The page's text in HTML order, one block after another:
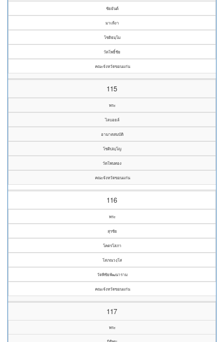
ชัยยันต์
มาเห้งา
โชติธมฺโม
วัดโพธิ์ชัย
คณะจังหวัดขอนแก่น
115
พระ
ไลบอยล์
อามาตสมบัติ
โชติปญฺโญ
วัดโพนทอง
คณะจังหวัดขอนแก่น
116
พระ
สุรชัย
โคตรโสภา
โสภณวงฺโส
วัดพิชัยพัฒนาราม
คณะจังหวัดขอนแก่น
117
พระ